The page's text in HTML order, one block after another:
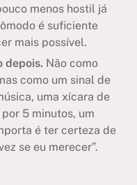
menos hostil já
é suficiente
mais possível.
depois. Não como
como um sinal de
uma xícara de
5 minutos, um
é ter certeza de
se eu merecer”.